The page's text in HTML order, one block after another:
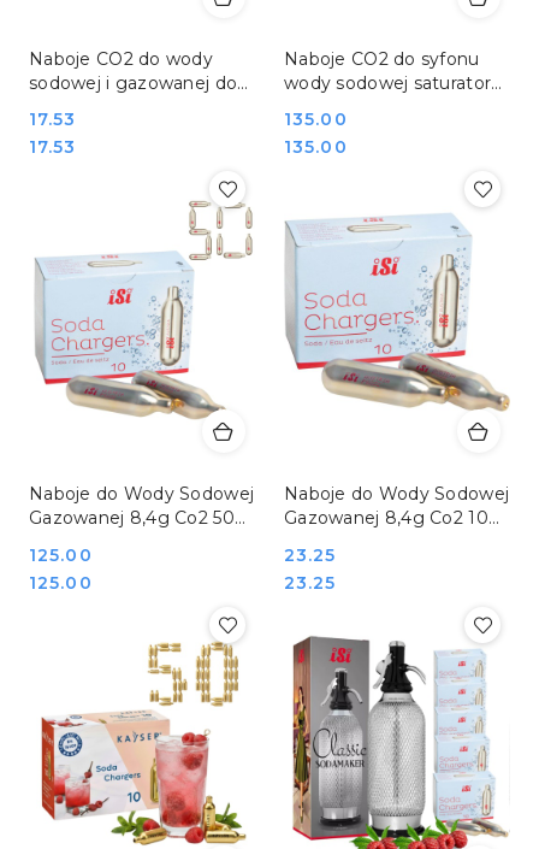
Naboje CO2 do wody
sodowej i gazowanej do
588406
Cena:
17.53
Cena:
17.53
Naboje CO2 do syfonu
wody sodowej saturatora
Cena:
135.00
Cena:
135.00
Naboje do Wody Sodowej
Gazowanej 8,4g Co2 50
500010_50
Cena:
125.00
Cena:
125.00
Naboje do Wody Sodowej
Gazowanej 8,4g Co2 10
Cena:
23.25
Cena:
23.25